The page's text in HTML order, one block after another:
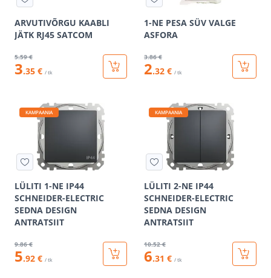
ARVUTIVÕRGU KAABLI
JÄTK RJ45 SATCOM
5.59 €
3.35 € / tk
1-NE PESA SÜV VALGE
ASFORA
3.86 €
2.32 € / tk
KAMPAANIA
LÜLITI 1-NE IP44
SCHNEIDER-ELECTRIC
SEDNA DESIGN
ANTRATSIIT
9.86 €
5.92 € / tk
KAMPAANIA
LÜLITI 2-NE IP44
SCHNEIDER-ELECTRIC
SEDNA DESIGN
ANTRATSIIT
10.52 €
6.31 € / tk